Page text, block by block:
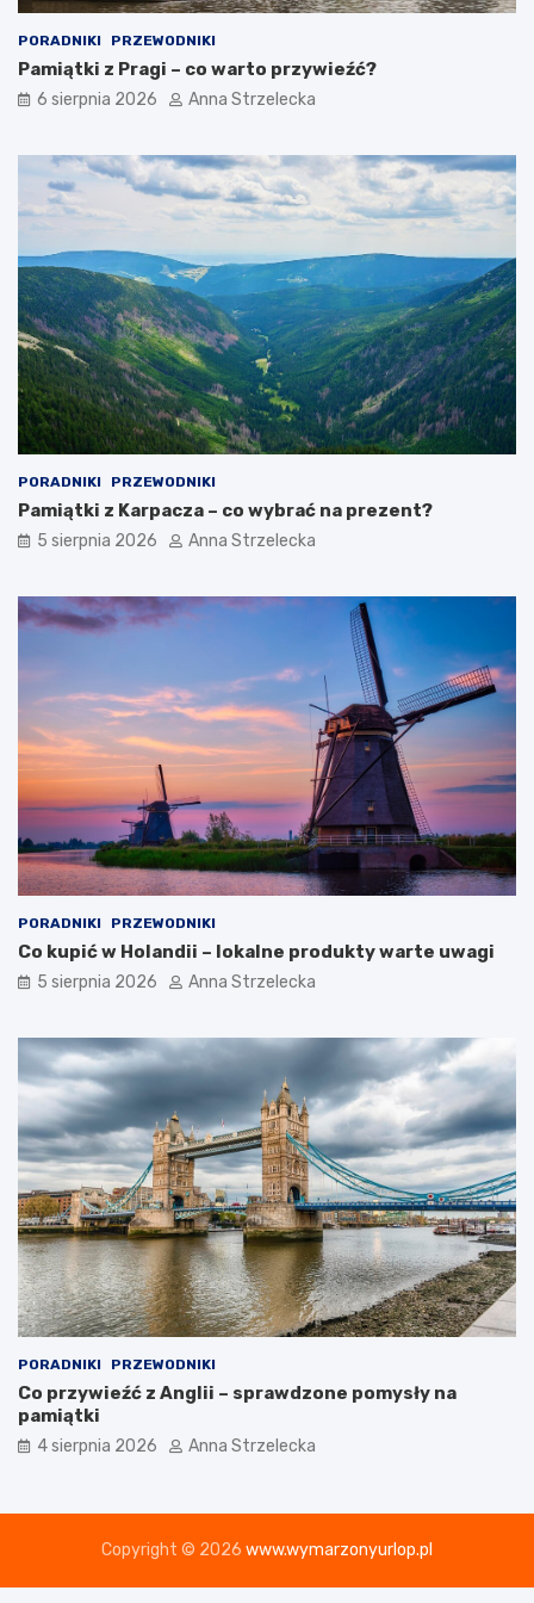
o
e
g
o
y
n
c
h
d
e
s
t
y
n
a
j
i
w
a
r
o
o
c
y
ć
?
PORADNIKI PRZEWODNIKI
Pamiątki z Pragi – co warto przywieźć?
6 sierpnia 2026 Anna Strzelecka
PORADNIKI PRZEWODNIKI
Pamiątki z Karpacza – co wybrać na prezent?
5 sierpnia 2026 Anna Strzelecka
PORADNIKI PRZEWODNIKI
Co kupić w Holandii – lokalne produkty warte uwagi
5 sierpnia 2026 Anna Strzelecka
PORADNIKI PRZEWODNIKI
Co przywieźć z Anglii – sprawdzone pomysły na
pamiątki
4 sierpnia 2026 Anna Strzelecka
Copyright © 2026 www.wymarzonyurlop.pl